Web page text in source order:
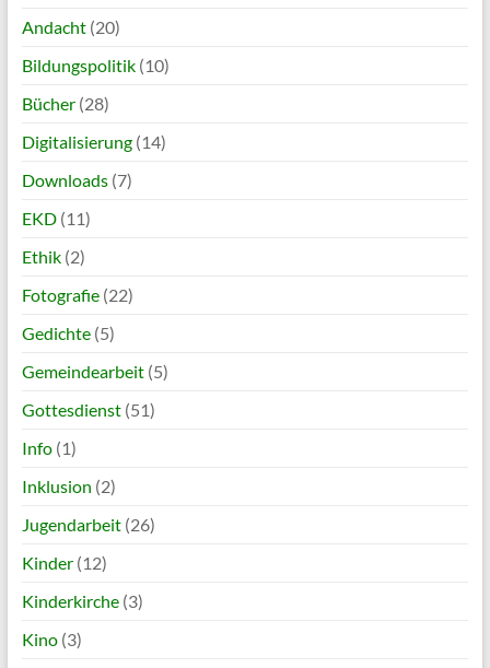
Andacht(20)
Bildungspolitik(10)
Bücher(28)
Digitalisierung(14)
Downloads(7)
EKD(11)
Ethik(2)
Fotografie(22)
Gedichte(5)
Gemeindearbeit(5)
Gottesdienst(51)
Info(1)
Inklusion (2)
Jugendarbeit(26)
Kinder(12)
Kinderkirche(3)
Kino(3)